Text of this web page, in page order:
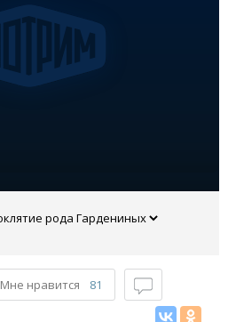
Мне нравится 81